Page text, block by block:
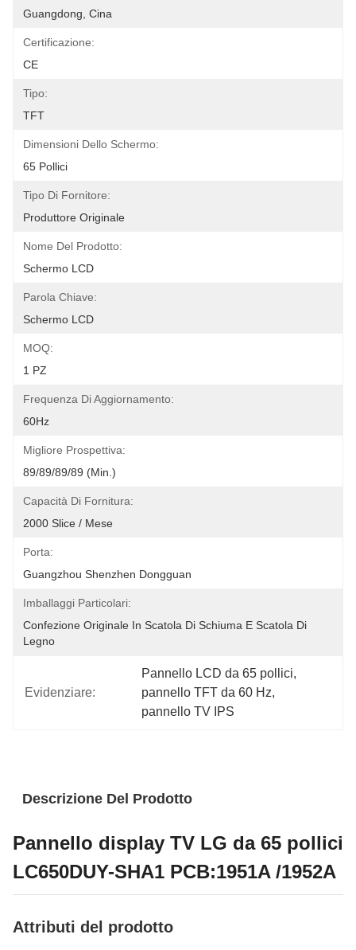
Guangdong, Cina
Certificazione:
CE
Tipo:
TFT
Dimensioni Dello Schermo:
65 Pollici
Tipo Di Fornitore:
Produttore Originale
Nome Del Prodotto:
Schermo LCD
Parola Chiave:
Schermo LCD
MOQ:
1 PZ
Frequenza Di Aggiornamento:
60Hz
Migliore Prospettiva:
89/89/89/89 (min.)
Capacità Di Fornitura:
2000 Slice / Mese
Porta:
Guangzhou Shenzhen Dongguan
Imballaggi Particolari:
Confezione Originale In Scatola Di Schiuma E Scatola Di
Legno
Evidenziare:
Pannello LCD da 65 pollici,
pannello TFT da 60 Hz,
pannello TV IPS
Descrizione Del Prodotto
Pannello display TV LG da 65 pollici
LC650DUY-SHA1 PCB:1951A /1952A
Attributi del prodotto